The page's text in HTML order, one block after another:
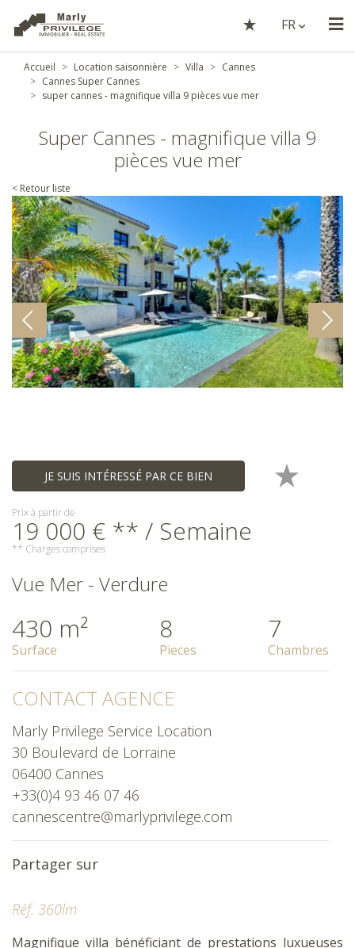
FR
Accueil Location saisonnière Villa
Cannes
Cannes Super Cannes
super cannes - magnifique villa 9 pièces vue mer
Super Cannes - magnifique villa 9
pièces vue mer
< Retour liste
Réf. 360lm
Magnifique villa bénéficiant de prestations luxueuses
JE SUIS INTÉRESSÉ PAR CE BIEN
Prix à partir de
19 000 € ** / Semaine
** Charges comprises
Vue Mer - Verdure
430 m²
Surface
8
Pieces
7
Chambres
CONTACT AGENCE
Marly Privilege Service Location
30 Boulevard de Lorraine
06400 Cannes
+33(0)4 93 46 07 46
cannescentre@marlyprivilege.com
Partager sur